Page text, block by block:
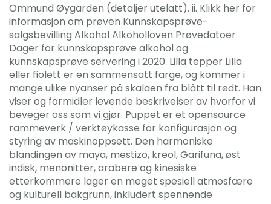
Ommund Øygarden (detaljer utelatt). ii. Klikk her for
informasjon om prøven Kunnskapsprøve-
salgsbevilling Alkohol Alkoholloven Prøvedatoer
Dager for kunnskapsprøve alkohol og
kunnskapsprøve servering i 2020. Lilla tepper Lilla
eller fiolett er en sammensatt farge, og kommer i
mange ulike nyanser på skalaen fra blått til rødt. Han
viser og formidler levende beskrivelser av hvorfor vi
beveger oss som vi gjør. Puppet er et opensource
rammeverk / verktøykasse for konfigurasjon og
styring av maskinoppsett. Den harmoniske
blandingen av maya, mestizo, kreol, Garifuna, øst
indisk, menonitter, arabere og kinesiske
etterkommere lager en meget spesiell atmosfære
og kulturell bakgrunn, inkludert spennende